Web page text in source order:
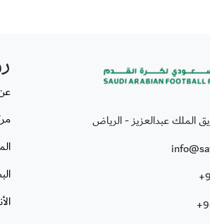
الملك عبدالعزيز - الرياض